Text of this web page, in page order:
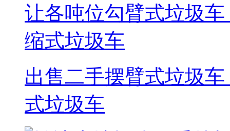
出售二手摆臂式垃圾
式垃圾车